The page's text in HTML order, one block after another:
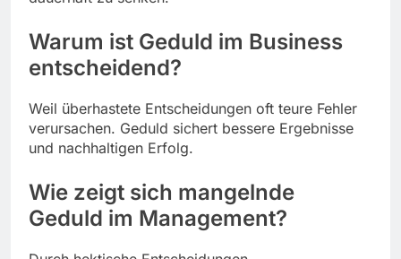
Warum ist Geduld im Business
entscheidend?
Weil überhastete Entscheidungen oft teure Fehler
verursachen. Geduld sichert bessere Ergebnisse
und nachhaltigen Erfolg.
Wie zeigt sich mangelnde
Geduld im Management?